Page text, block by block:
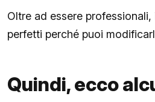
Oltre ad essere
perfetti perché puoi
Quindi, ecco